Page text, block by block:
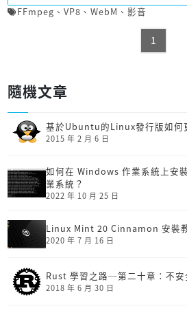
FFmpeg 、 VP8 、 WebM 、 影音
1
隨機文章
基於Ubuntu的Linux發行版如何
2015 年 2 月 6 日
如何在 Windows 作業系統上安
業系統？
2022 年 10 月 25 日
Linux Mint 20 Cinnamon 安裝
2020 年 7 月 16 日
Rust 學習之路─第二十章：不
2018 年 6 月 30 日